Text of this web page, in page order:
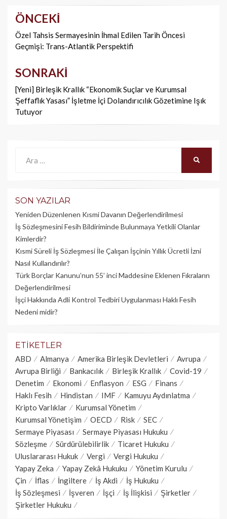
Yazı
dolaşımı
ÖNCEKI
Özel Tahsis Sermayesinin İhmal Edilen Tarih Öncesi
Geçmişi: Trans-Atlantik Perspektifi
SONRAKI
[Yeni] Birleşik Krallık “Ekonomik Suçlar ve Kurumsal
Şeffaflık Yasası” İşletme İçi Dolandırıcılık Gözetimine Işık
Tutuyor
SON YAZILAR
Yeniden Düzenlenen Kısmi Davanın Değerlendirilmesi
İş Sözleşmesini Fesih Bildiriminde Bulunmaya Yetkili Olanlar
Kimlerdir?
Kısmi Süreli İş Sözleşmesi İle Çalışan İşçinin Yıllık Üc­retli İzni
Nasıl Kullandırılır?
Türk Borçlar Kanunu’nun 55’ inci Maddesine Eklenen Fıkraların
Değerlendirilmesi
İşçi Hakkında Adli Kontrol Tedbiri Uygulanması Haklı Fesih
Nedeni midir?
ETIKETLER
ABD Almanya Amerika Birleşik Devletleri
Avrupa
Avrupa Birliği
Bankacılık Birleşik Krallık
Covid-19
Denetim
Ekonomi Enflasyon ESG
Finans
Haklı Fesih
Hindistan IMF
Kamuyu Aydınlatma
Kripto Varlıklar
Kurumsal Yönetim
Kurumsal Yönetişim
OECD Risk
SEC
Sermaye Piyasası
Sermaye Piyasası Hukuku
Sözleşme
Sürdürülebilirlik
Ticaret Hukuku
Uluslararası Hukuk
Vergi
Vergi Hukuku
Yapay Zeka
Yapay Zekâ Hukuku
Yönetim Kurulu
Çin
İflas İngiltere İş Akdi
İş Hukuku
İş Sözleşmesi
İşveren İşçi İş İlişkisi
Şirketler
Şirketler Hukuku